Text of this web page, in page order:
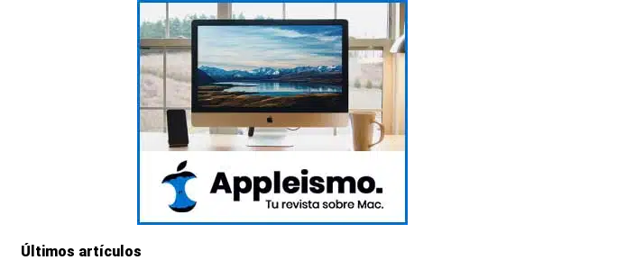
Últimos artículos